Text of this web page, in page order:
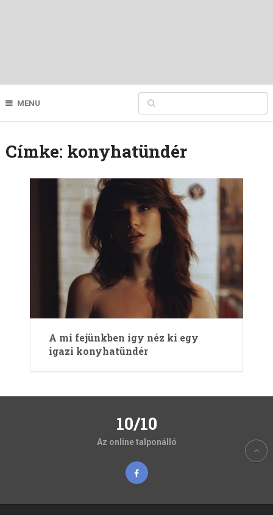
MENU
Címke: konyhatündér
A mi fejünkben így néz ki egy
igazi konyhatündér
10/10
Az online talponálló